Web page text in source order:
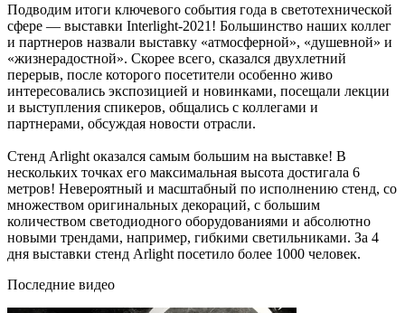
Подводим итоги ключевого события года в светотехнической
сфере — выставки Interlight-2021! Большинство наших коллег
и партнеров назвали выставку «атмосферной», «душевной» и
«жизнерадостной». Скорее всего, сказался двухлетний
перерыв, после которого посетители особенно живо
интересовались экспозицией и новинками, посещали лекции
и выступления спикеров, общались с коллегами и
партнерами, обсуждая новости отрасли.
Стенд Arlight оказался самым большим на выставке! В
нескольких точках его максимальная высота достигала 6
метров! Невероятный и масштабный по исполнению стенд, со
множеством оригинальных декораций, с большим
количеством светодиодного оборудованиями и абсолютно
новыми трендами, например, гибкими светильниками. За 4
дня выставки стенд Arlight посетило более 1000 человек.
Последние видео